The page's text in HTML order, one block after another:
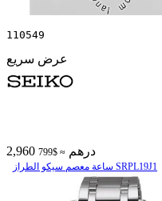
110549
عرض سريع
2,960 درهم ≈ $799
ساعة معصم سیکو الطراز SRPL19J1